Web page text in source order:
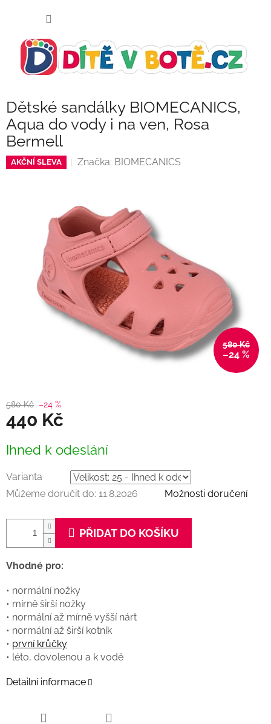
Dětské sandálky BIOMECANICS,
Aqua do vody i na ven, Rosa
Bermell
AKČNÍ SLEVA Značka: BIOMECANICS
580 Kč
–24 %
580 Kč –24 %
440 Kč
cena:
Ihned k odeslání
Varianta
Můžeme doručit do: 11.8.2026 Možnosti doručení
PŘIDAT DO KOŠÍKU
Vhodné pro:
• normální nožky
• mírně širší nožky
• normální až mírně vyšší nárt
• normální až širší kotník
• první krůčky
• léto, dovolenou a k vodě
Detailní informace